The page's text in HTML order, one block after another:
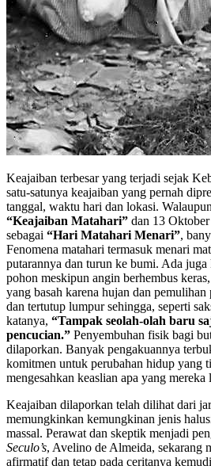
Keajaiban terbesar yang terjadi sejak
satu-satunya keajaiban yang pernah
tanggal, waktu hari dan lokasi.
“Keajaiban Matahari” dan 13
sebagai “Hari Matahari Menari”,
Fenomena matahari termasuk menari
putarannya dan turun ke bumi. Ada juga
pohon meskipun angin berhembus
yang basah karena hujan dan pemulihan
dan tertutup lumpur sehingga, seperti
katanya, “Tampak seolah-olah baru
pencucian.” Penyembuhan fisik bagi
dilaporkan. Banyak pengakuannya
komitmen untuk perubahan hidup yang
mengesahkan keaslian apa yang mereka
Keajaiban dilaporkan telah dilihat dari
memungkinkan kemungkinan jenis
massal. Perawat dan skeptik menjadi
Seculo’s, Avelino de Almeida, sekarang
afirmatif dan tetap pada ceritanya